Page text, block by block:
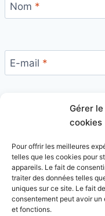
Gérer
cookies
Pour offrir les meilleures
telles que les cookies pour
appareils. Le fait de
traiter des données telles
uniques sur ce site. Le fait
consentement peut avoir
et fonctions.
Nom *
E-mail *
Ce site utilise
En savoir plus sur la